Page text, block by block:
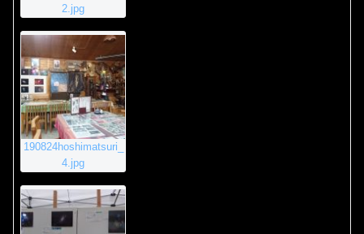
2.jpg
190824hoshimatsuri_
4.jpg